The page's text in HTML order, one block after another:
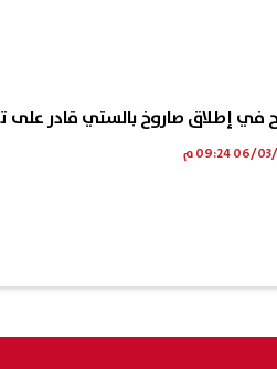
في إطلاق صاروخ بالستي قادر على